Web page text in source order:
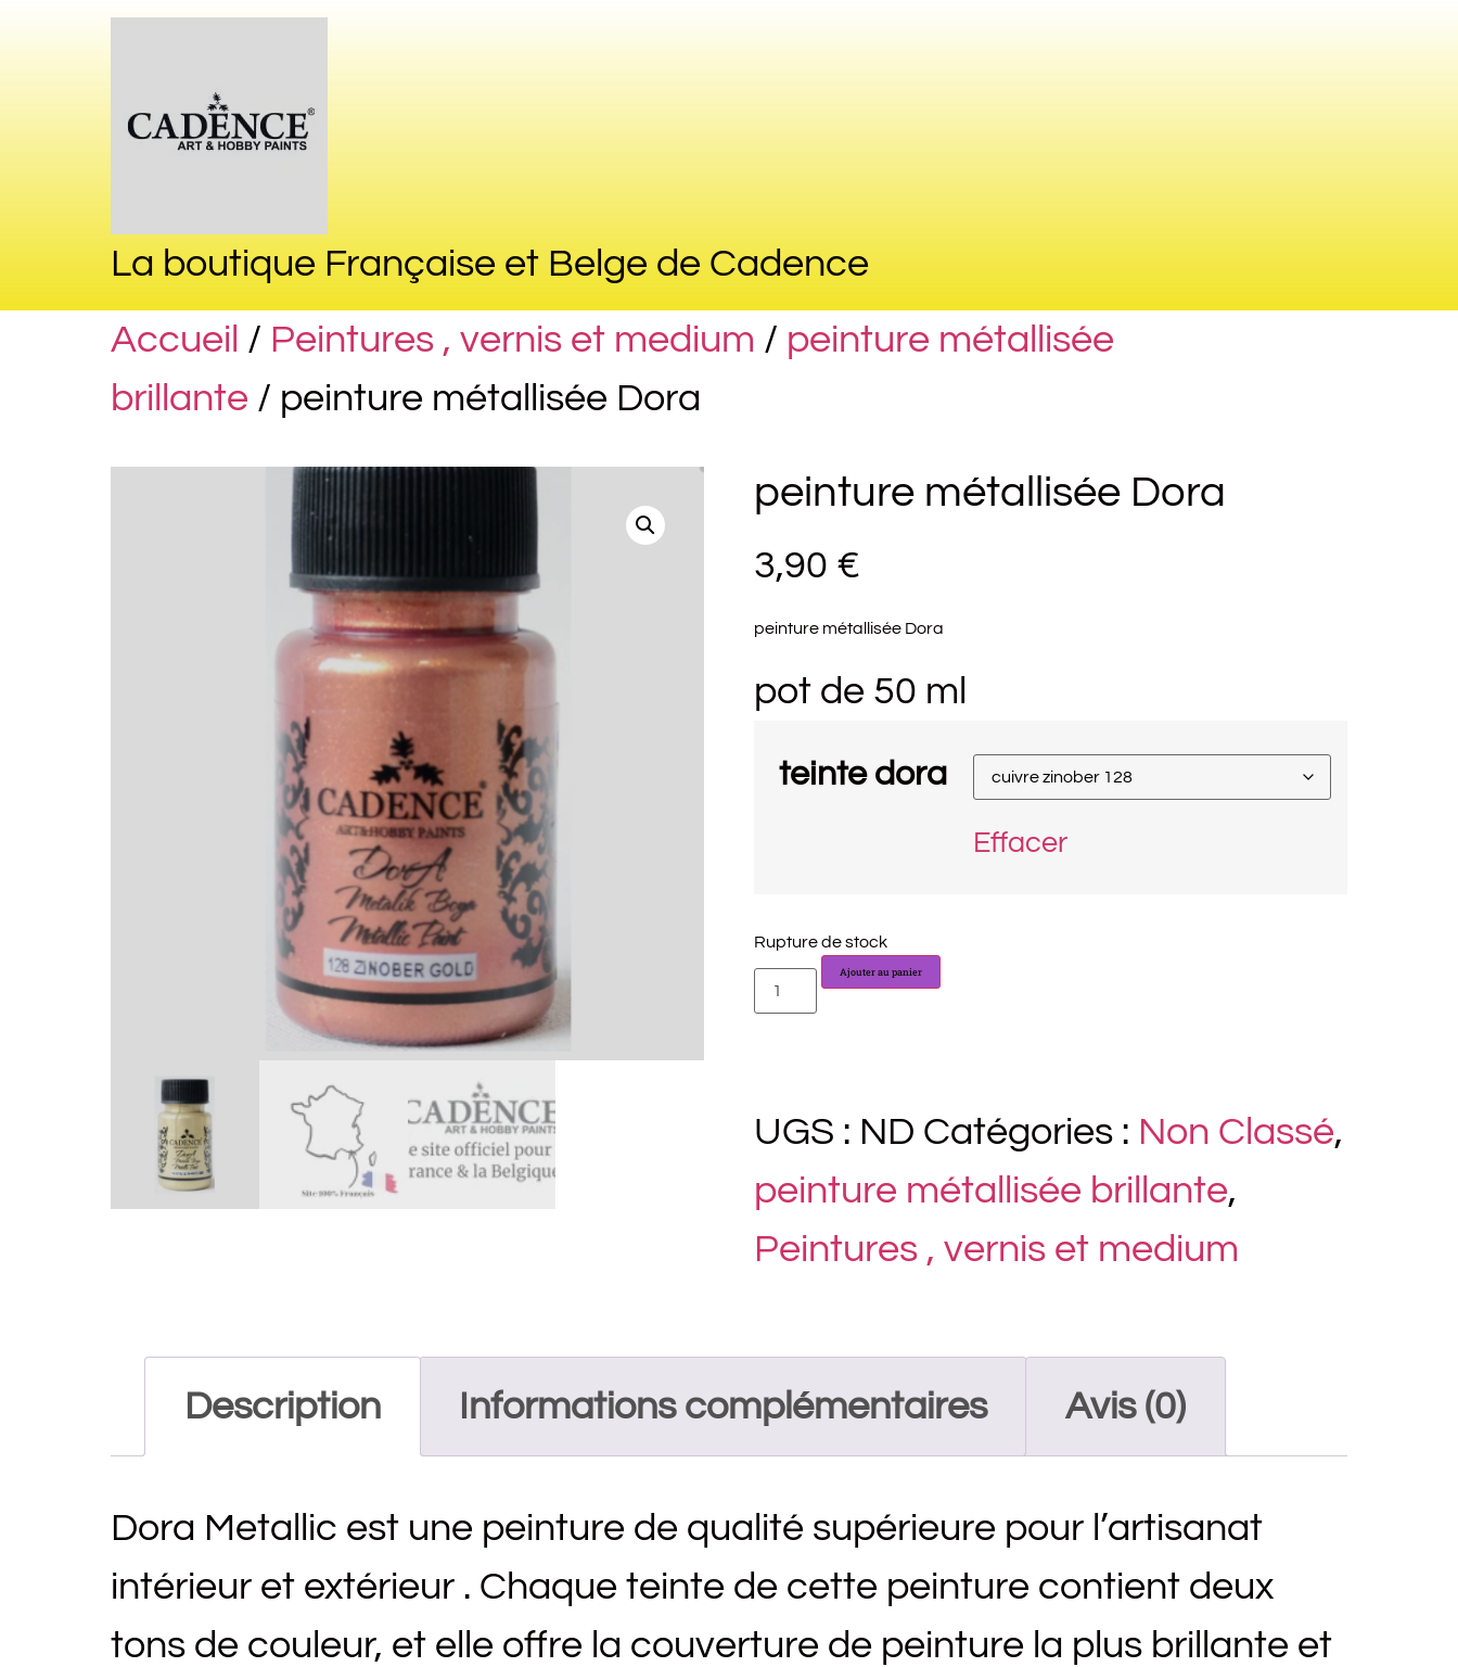
La boutique Française et Belge de Cadence
Accueil / Peintures , vernis et medium / peinture métallisée
brillante / peinture métallisée Dora
peinture métallisée Dora
3,90 €
peinture métallisée Dora
pot de 50 ml
teinte dora
Effacer
Rupture de stock
Ajouter au panier
UGS : ND Catégories : Non Classé,
peinture métallisée brillante,
Peintures , vernis et medium
Description Informations complémentaires Avis (0)
Dora Metallic est une peinture de qualité supérieure pour l’artisanat
intérieur et extérieur . Chaque teinte de cette peinture contient deux
tons de couleur, et elle offre la couverture de peinture la plus brillante et